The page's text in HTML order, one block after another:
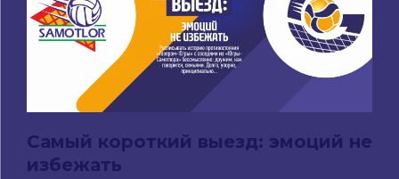
Самый короткий выезд: эмоций не
избежать